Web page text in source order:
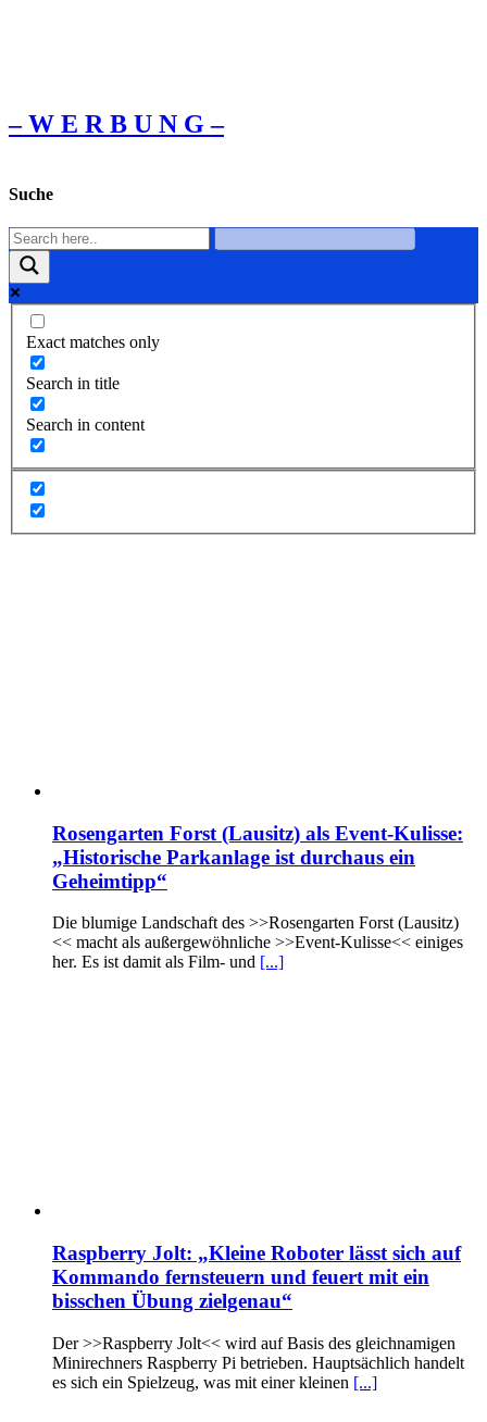
– W Ε R Β U Ν G –
Suche
Exact matches only
Search in title
Search in content
Rosengarten Forst (Lausitz) als Event-Kulisse:
„Historische Parkanlage ist durchaus ein
Geheimtipp“
Die blumige Landschaft des >>Rosengarten Forst (Lausitz)
<< macht als außergewöhnliche >>Event-Kulisse<< einiges
her. Es ist damit als Film- und [...]
Raspberry Jolt: „Kleine Roboter lässt sich auf
Kommando fernsteuern und feuert mit ein
bisschen Übung zielgenau“
Der >>Raspberry Jolt<< wird auf Basis des gleichnamigen
Minirechners Raspberry Pi betrieben. Hauptsächlich handelt
es sich ein Spielzeug, was mit einer kleinen [...]